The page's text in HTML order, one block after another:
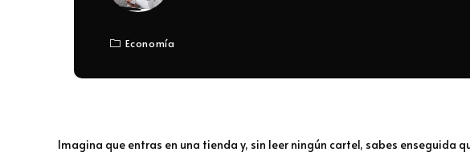
Economía
Imagina que entras en una tienda y, sin leer ningún cartel, sabes enseguida